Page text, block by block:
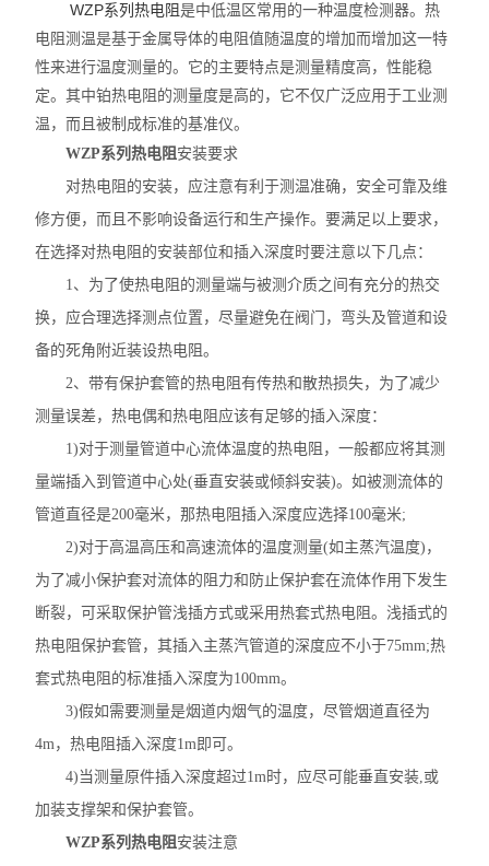
代理品牌
水质分析仪表
电气设备
WZP系列热电阻是中低温区常用的一种温度检测器。热
电阻测温是基于金属导体的电阻值随温度的增加而增加这一特
性来进行温度测量的。它的主要特点是测量精度高，性能稳
定。其中铂热电阻的测量度是高的，它不仅广泛应用于工业测
温，而且被制成标准的基准仪。
WZP系列热电阻安装要求
对热电阻的安装，应注意有利于测温准确，安全可靠及维
修方便，而且不影响设备运行和生产操作。要满足以上要求，
在选择对热电阻的安装部位和插入深度时要注意以下几点：
1、为了使热电阻的测量端与被测介质之间有充分的热交
换，应合理选择测点位置，尽量避免在阀门，弯头及管道和设
备的死角附近装设热电阻。
2、带有保护套管的热电阻有传热和散热损失，为了减少
测量误差，热电偶和热电阻应该有足够的插入深度：
1)对于测量管道中心流体温度的热电阻，一般都应将其测
量端插入到管道中心处(垂直安装或倾斜安装)。如被测流体的
管道直径是200毫米，那热电阻插入深度应选择100毫米;
2)对于高温高压和高速流体的温度测量(如主蒸汽温度)，
为了减小保护套对流体的阻力和防止保护套在流体作用下发生
断裂，可采取保护管浅插方式或采用热套式热电阻。浅插式的
热电阻保护套管，其插入主蒸汽管道的深度应不小于75mm;热
套式热电阻的标准插入深度为100mm。
3)假如需要测量是烟道内烟气的温度，尽管烟道直径为
4m，热电阻插入深度1m即可。
4)当测量原件插入深度超过1m时，应尽可能垂直安装,或
加装支撑架和保护套管。
WZP系列热电阻安装注意